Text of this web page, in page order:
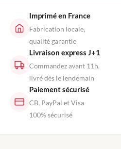
Imprimé en France
Fabrication locale,
qualité garantie
Livraison express J+1
Commandez avant 11h,
livré dès le lendemain
Paiement sécurisé
CB, PayPal et Visa
100% sécurisé